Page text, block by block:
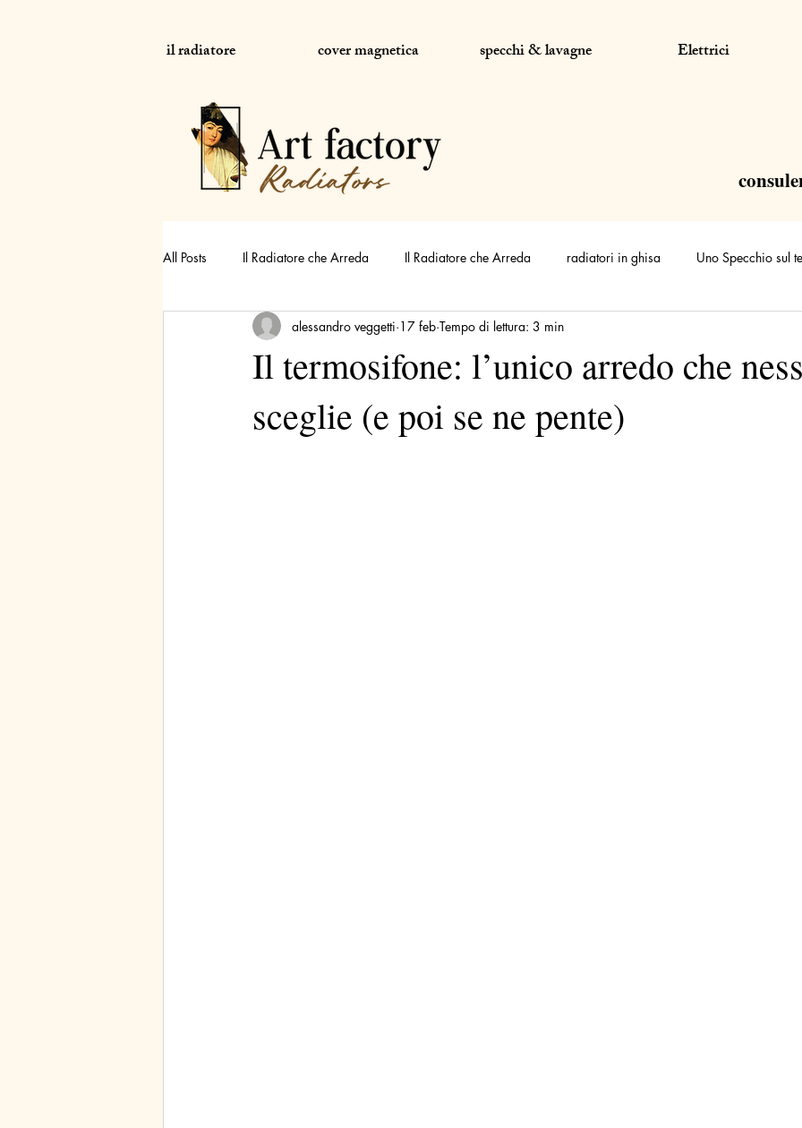
il radiatore cover magnetica specchi & lavagne Elettrici
All Posts Il Radiatore che Arreda Il Radiatore che Arreda radiatori in ghisa Uno Specchio sul
Uno Specchio sul termosifone
Il termosifone: l’unico arredo che
sceglie (e poi se ne pente)
alessandro veggetti 17 feb Tempo di lettura: 3 min